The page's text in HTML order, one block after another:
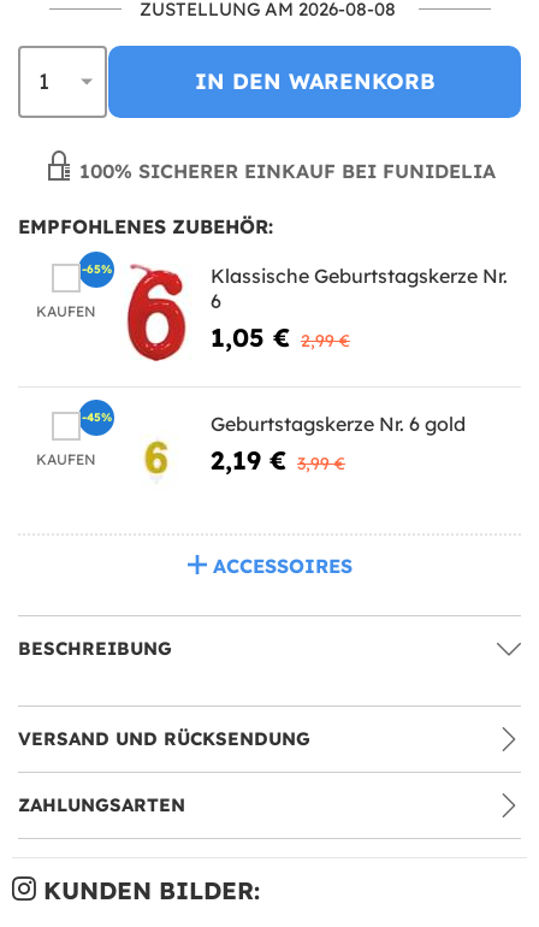
ZUSTELLUNG AM 2026-08-08
IN DEN WARENKORB
100% SICHERER EINKAUF BEI FUNIDELIA
EMPFOHLENES ZUBEHÖR:
KAUFEN
Klassische Geburtstagskerze Nr.
6
1,05 € 2,99 €
-65%
KAUFEN
Geburtstagskerze Nr. 6 gold
2,19 € 3,99 €
-45%
ACCESSOIRES
BESCHREIBUNG
VERSAND UND RÜCKSENDUNG
ZAHLUNGSARTEN
KUNDEN BILDER: